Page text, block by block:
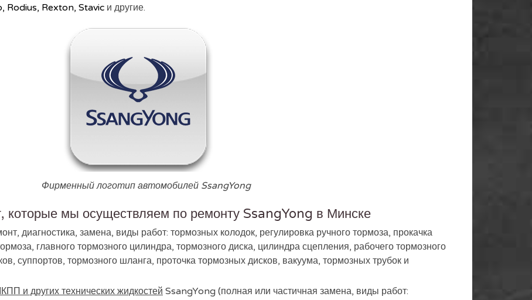
Rodius, Rexton, Stavic и другие.
Фирменный логотип автомобилей SsangYong
которые мы осуществляем по ремонту SsangYong в Минске
диагностика, замена, виды работ: тормозных колодок, регулировка ручного тормоза, прокачка
главного тормозного цилиндра, тормозного диска, цилиндра сцепления, рабочего тормозного
суппортов, тормозного шланга, проточка тормозных дисков, вакуума, тормозных трубок и
и других технических жидкостей SsangYong (полная или частичная замена, виды работ: